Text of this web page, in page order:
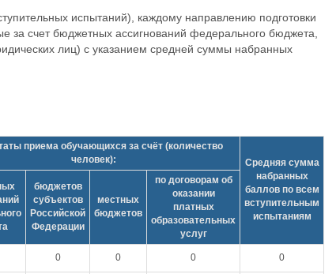
испытаний), каждому направлению подготовки
счет бюджетных ассигнований федерального бюджета,
лиц) с указанием средней суммы набранных
приема обучающихся за счёт (количество
человек):
Средняя сумма
набранных
баллов по всем
вступительным
испытаниям
бюджетов
субъектов
Российской
Федерации
местных
бюджетов
по договорам об
оказании
платных
образовательных
услуг
0 0 0 0